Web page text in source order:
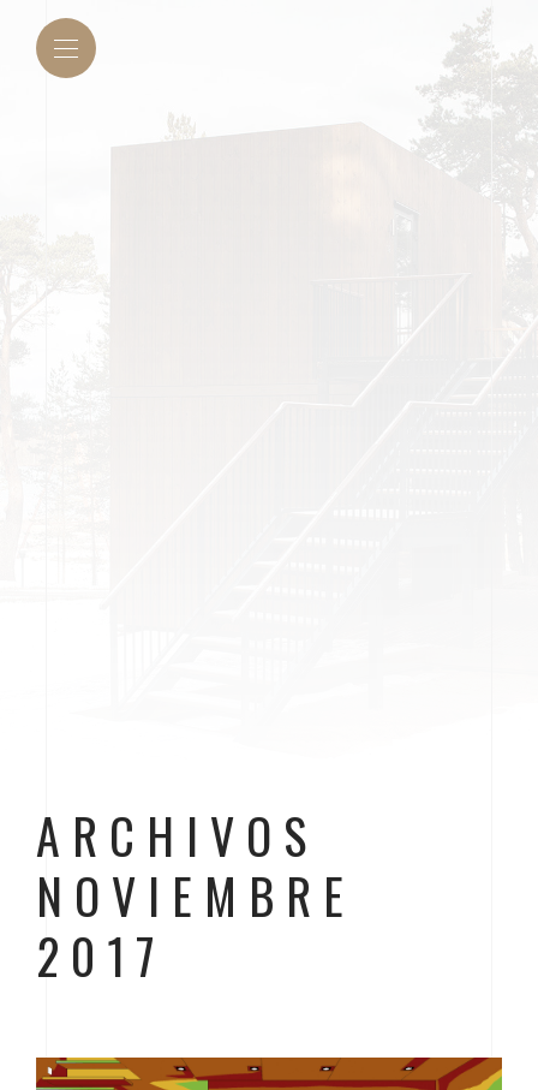
ARCHIVOS
NOVIEMBRE
2017